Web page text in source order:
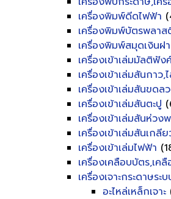
เครื่องพิมพ์ดีดไฟฟ้า
เครื่องพิมพ์บัตรพลาส
เครื่องพิมพ์สมุดเงินฝ
เครื่องเข้าเล่มมัลติฟัง
เครื่องเข้าเล่มสันกาว,
เครื่องเข้าเล่มสันขดล
เครื่องเข้าเล่มสันตะปู
เครื่องเข้าเล่มสันห่วง
เครื่องเข้าเล่มสันเกลี
เครื่องเข้าเล่มไฟฟ้า
เครื่องเคลือบบัตร,เค
เครื่องเจาะกระดาษระ
อะไหล่เหล็กเจาะ